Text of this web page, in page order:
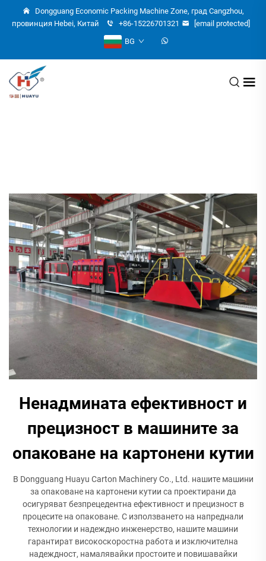
Dongguang Economic Packing Machine Zone, град Cangzhou,
провинция Hebei, Китай
+86-15226701321
[email protected]
BG
Ненадмината ефективност и
прецизност в машините за
опаковане на картонени кутии
В Dongguang Huayu Carton Machinery Co., Ltd. нашите машини
за опаковане на картонени кутии са проектирани да
осигуряват безпрецедентна ефективност и прецизност в
процесите на опаковане. С използването на напреднали
технологии и надеждно инженерство, нашите машини
гарантират високоскоростна работа и изключителна
надеждност, намалявайки простоите и повишавайки